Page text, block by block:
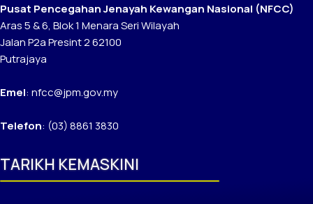
Pusat Pencegahan Jenayah Kewangan Nasional (NFCC)
Aras 5 & 6, Blok 1 Menara Seri Wilayah
Jalan P2a Presint 2 62100
Putrajaya
Emel: nfcc@jpm.gov.my
Telefon: (03) 8861 3830
TARIKH KEMASKINI